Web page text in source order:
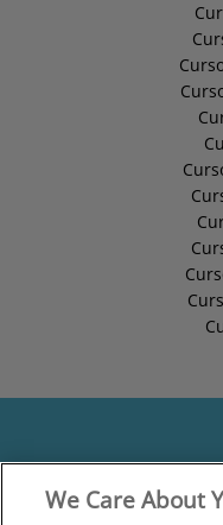
We Care About